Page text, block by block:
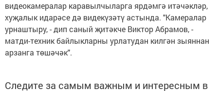
видеокамералар каравылчыларга ярдәмгә итәчәкләр,
хуҗалык идарәсе дә видекүзәтү астында. "Камералар
урнаштыру, - дип саный җитәкче Виктор Абрамов, -
матди-техник байлыкларны урлатудан килгән зыяннан
арзанга төшәчәк".
Следите за самым важным и интересным в